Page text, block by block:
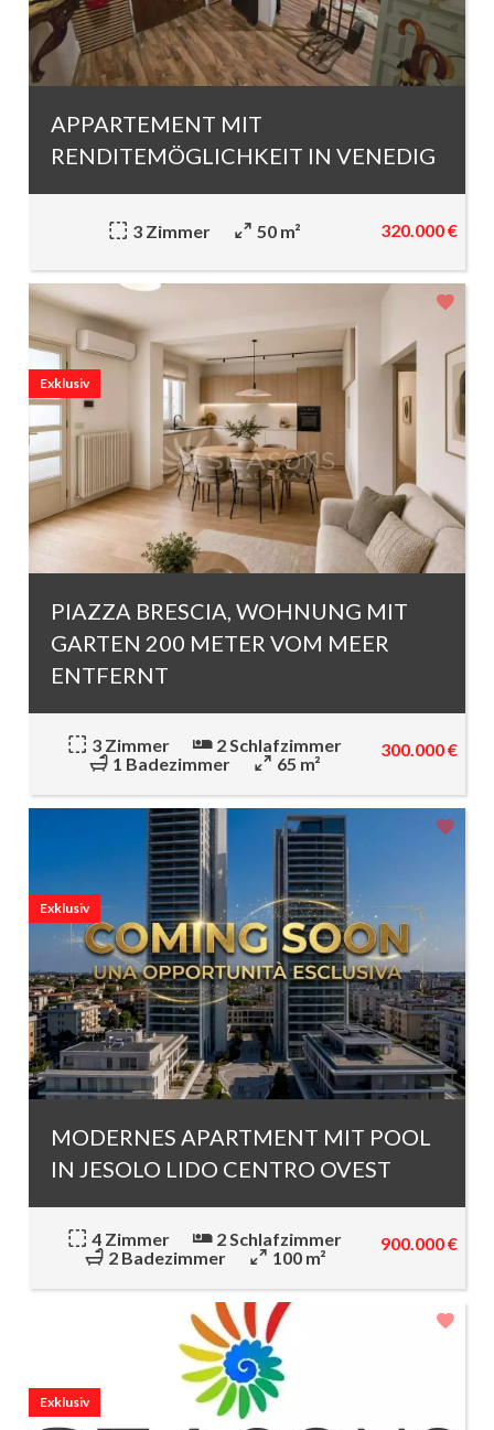
APPARTEMENT MIT
RENDITEMÖGLICHKEIT IN VENEDIG
3 Zimmer 50 m² 320.000 €
PIAZZA BRESCIA, WOHNUNG MIT
GARTEN 200 METER VOM MEER
ENTFERNT
3 Zimmer
2 Schlafzimmer
1 Badezimmer
65 m²
300.000 €
Exklusiv
MODERNES APARTMENT MIT POOL
IN JESOLO LIDO CENTRO OVEST
4 Zimmer
2 Schlafzimmer
2 Badezimmer
100 m²
900.000 €
Exklusiv
Exklusiv